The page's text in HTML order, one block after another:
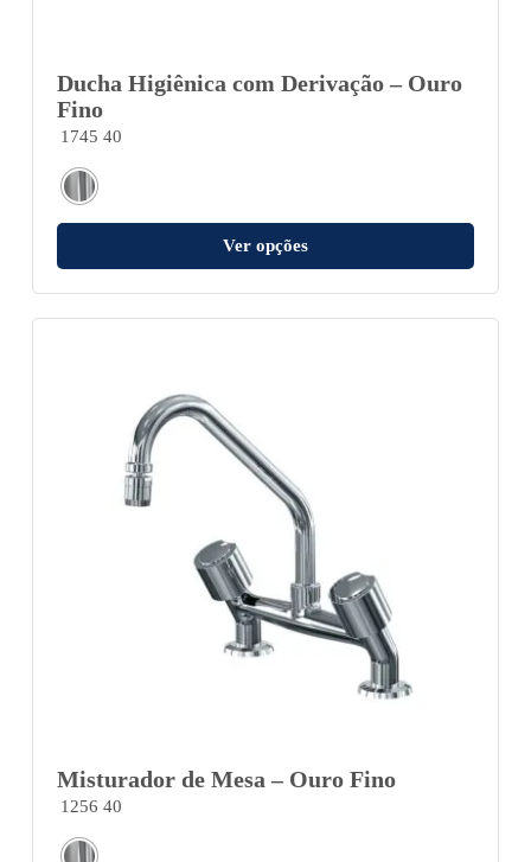
Ducha Higiênica com Derivação – Ouro
Fino
1745 40
Ver opções
Misturador de Mesa – Ouro Fino
1256 40